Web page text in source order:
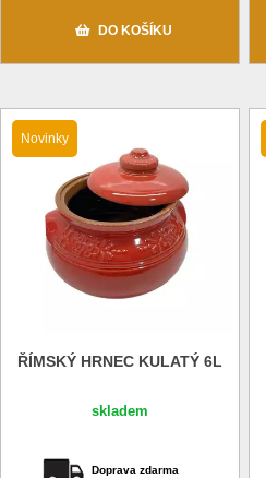
DO KOŠÍKU
Novinky
ŘÍMSKÝ HRNEC KULATÝ 6L
skladem
Doprava zdarma